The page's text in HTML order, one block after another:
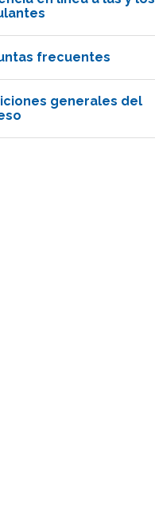
frecuentes
generales del